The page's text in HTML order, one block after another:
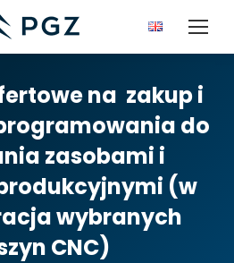
na zakup i
do
zasobami i
(w
wybranych
CNC)